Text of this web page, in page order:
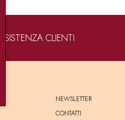
ASSISTENZA CLIENTI
NEWSLETTER
CONTATTI